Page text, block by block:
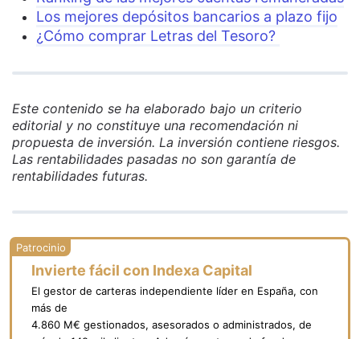
Los mejores depósitos bancarios a plazo fijo
¿Cómo comprar Letras del Tesoro?
Este contenido se ha elaborado bajo un criterio
editorial y no constituye una recomendación ni
propuesta de inversión. La inversión contiene riesgos.
Las rentabilidades pasadas no son garantía de
rentabilidades futuras.
Invierte fácil con Indexa Capital
El gestor de carteras independiente líder en España, con
más de
4.860 M€ gestionados, asesorados o administrados, de